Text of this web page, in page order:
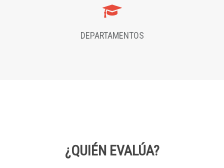
DEPARTAMENTOS
¿QUIÉN EVALÚA?